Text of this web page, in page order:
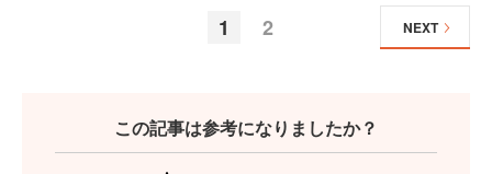
1 2 NEXT
この記事は参考になりましたか？